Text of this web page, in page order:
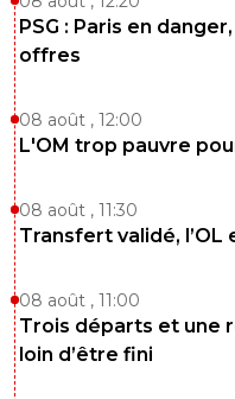
PSG : Paris en
offres
08 août , 12:00
L'OM trop pauvre
08 août , 11:30
Transfert validé,
08 août , 11:00
Trois départs et une
loin d’être fini